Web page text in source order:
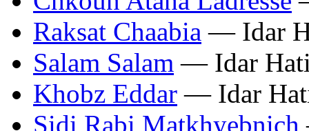
Raksat Chaabia — Idar
Salam Salam — Idar
Khobz Eddar — Idar
Sidi Rabi Matkhyebnich